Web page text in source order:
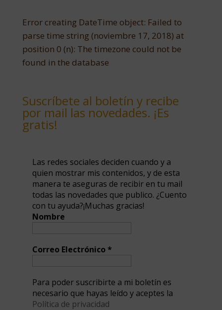
Error creating DateTime object: Failed to
parse time string (noviembre 17, 2018) at
position 0 (n): The timezone could not be
found in the database
Suscríbete al boletín y recibe
por mail las novedades. ¡Es
gratis!
Las redes sociales deciden cuando y a
quien mostrar mis contenidos, y de esta
manera te aseguras de recibir en tu mail
todas las novedades que publico. ¿Cuento
con tu ayuda?¡Muchas gracias!
Nombre
Correo Electrónico*
Para poder suscribirte a mi boletín es
necesario que hayas leído y aceptes la
Política de privacidad